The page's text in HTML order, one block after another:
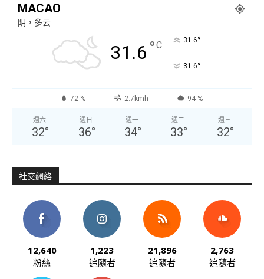
MACAO
阴，多云
31.6 °C 31.6°
31.6°
72 % 2.7kmh 94 %
週六
32°
週日
36°
週一
34°
週二
33°
週三
32°
社交網絡
12,640
粉絲
1,223
追隨者
21,896
追隨者
2,763
追隨者